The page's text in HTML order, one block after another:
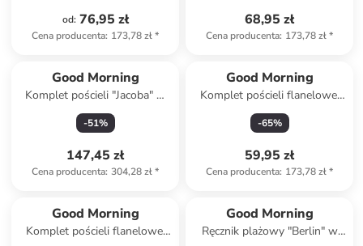
od: 76,95 zł
Cena producenta: 173,78 zł*
68,95 zł
Cena producenta: 173,78 zł*
Good Morning
Komplet pościeli "Jacoba" w
kolorze szaro-beżowym
-51%
147,45 zł
Cena producenta: 304,28 zł*
Good Morning
Komplet pościeli flanelowej
"Icebear" w kolorze błękitnym
-65%
59,95 zł
Cena producenta: 173,78 zł*
Good Morning
Komplet pościeli flanelowej
Good Morning
Ręcznik plażowy "Berlin" w